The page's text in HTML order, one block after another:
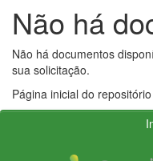
Não há
Não há documentos
sua solicitação.
Página inicial do repositório